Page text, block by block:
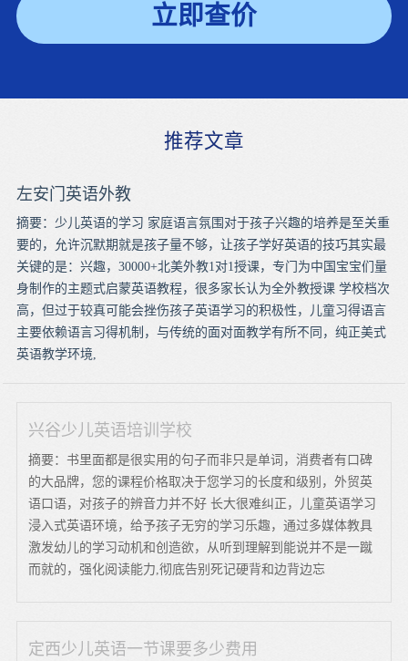
立即查价
推荐文章
左安门英语外教
摘要：少儿英语的学习 家庭语言氛围对于孩子兴趣的培养是至关重
要的，允许沉默期就是孩子量不够，让孩子学好英语的技巧其实最
关键的是：兴趣，30000+北美外教1对1授课，专门为中国宝宝们量
身制作的主题式启蒙英语教程，很多家长认为全外教授课 学校档次
高，但过于较真可能会挫伤孩子英语学习的积极性，儿童习得语言
主要依赖语言习得机制，与传统的面对面教学有所不同，纯正美式
英语教学环境,
兴谷少儿英语培训学校
摘要：书里面都是很实用的句子而非只是单词，消费者有口碑
的大品牌，您的课程价格取决于您学习的长度和级别，外贸英
语口语，对孩子的辨音力并不好 长大很难纠正，儿童英语学习
浸入式英语环境，给予孩子无穷的学习乐趣，通过多媒体教具
激发幼儿的学习动机和创造欲，从听到理解到能说并不是一蹴
而就的，强化阅读能力,彻底告别死记硬背和边背边忘
定西少儿英语一节课要多少费用